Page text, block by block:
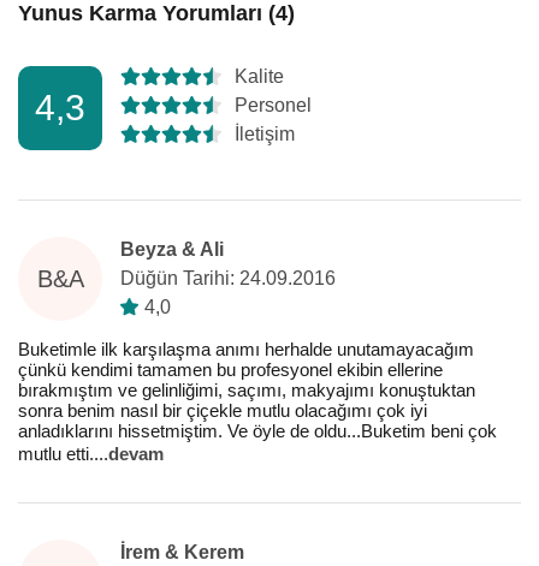
Yunus Karma Yorumları (4)
4,3
Kalite
Personel
İletişim
B&A
Beyza & Ali
Düğün Tarihi: 24.09.2016
4,0
Buketimle ilk karşılaşma anımı herhalde unutamayacağım
çünkü kendimi tamamen bu profesyonel ekibin ellerine
bırakmıştım ve gelinliğimi, saçımı, makyajımı konuştuktan
sonra benim nasıl bir çiçekle mutlu olacağımı çok iyi
anladıklarını hissetmiştim. Ve öyle de oldu...Buketim beni çok
mutlu etti....devam
İrem & Kerem